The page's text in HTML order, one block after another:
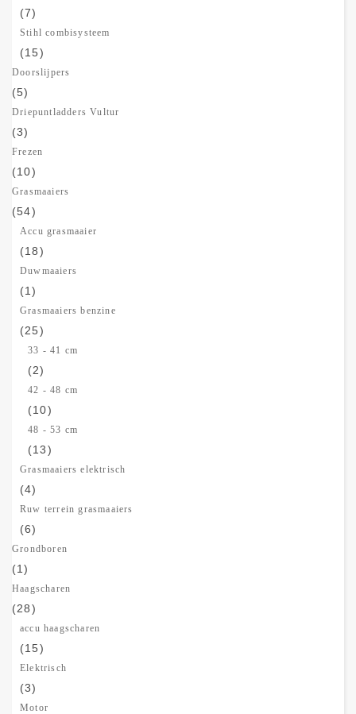
(7)
Stihl combisysteem
(15)
Doorslijpers
(5)
Driepuntladders Vultur
(3)
Frezen
(10)
Grasmaaiers
(54)
Accu grasmaaier
(18)
Duwmaaiers
(1)
Grasmaaiers benzine
(25)
33 - 41 cm
(2)
42 - 48 cm
(10)
48 - 53 cm
(13)
Grasmaaiers elektrisch
(4)
Ruw terrein grasmaaiers
(6)
Grondboren
(1)
Haagscharen
(28)
accu haagscharen
(15)
Elektrisch
(3)
Motor